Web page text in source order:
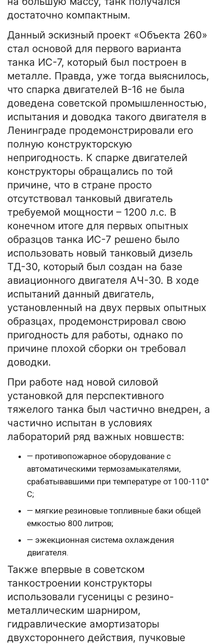
достаточно компактным.
Данный эскизный проект «Объекта 260»
стал основой для первого варианта
танка ИС-7, который был построен в
металле. Правда, уже тогда выяснилось,
что спарка двигателей В-16 не была
доведена советской промышленностью,
испытания и доводка такого двигателя в
Ленинграде продемонстрировали его
полную конструкторскую
непригодность. К спарке двигателей
конструкторы обращались по той
причине, что в стране просто
отсутствовал танковый двигатель
требуемой мощности – 1200 л.с. В
конечном итоге для первых опытных
образцов танка ИС-7 решено было
использовать новый танковый дизель
ТД-30, который был создан на базе
авиационного двигателя АЧ-30. В ходе
испытаний данный двигатель,
установленный на двух первых опытных
образцах, продемонстрировал свою
пригодность для работы, однако по
причине плохой сборки он требовал
доводки.
При работе над новой силовой
установкой для перспективного
тяжелого танка был частично внедрен, а
частично испытан в условиях
лабораторий ряд важных новшеств:
— противопожарное оборудование с
автоматическими термозамыкателями,
срабатывавшими при температуре от 100-110°
С;
— мягкие резиновые топливные баки общей
емкостью 800 литров;
— эжекционная система охлаждения
двигателя.
Также впервые в советском
танкостроении конструкторы
использовали гусеницы с резино-
металлическим шарниром,
гидравлические амортизаторы
двухстороннего действия, пучковые